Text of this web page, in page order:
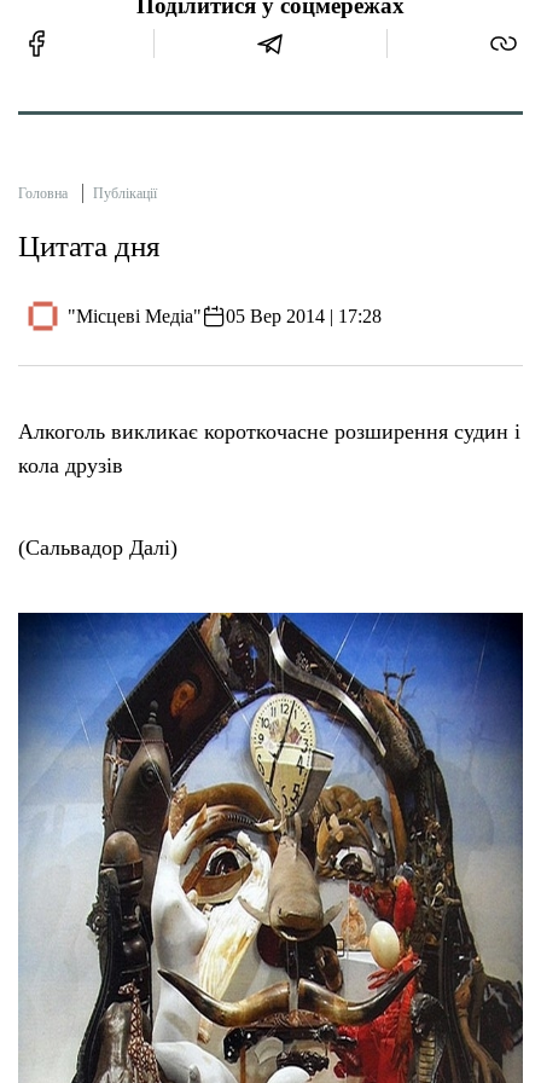
Поділитися у соцмережах
Головна Публікації
Цитата дня
"Місцеві Медіа" 05 Вер 2014 | 17:28
Алкоголь викликає короткочасне розширення судин і
кола друзів
(Сальвадор Далі)